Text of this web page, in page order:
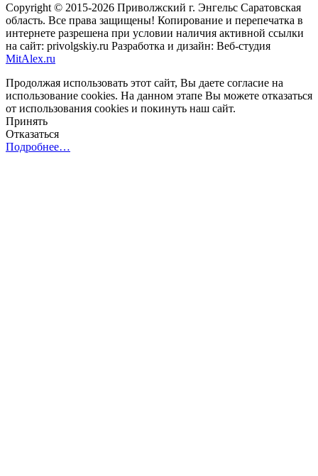
Copyright © 2015-2026 Приволжский г. Энгельс Саратовская
область. Все права защищены! Копирование и перепечатка в
интернете разрешена при условии наличия активной ссылки
на сайт: privolgskiy.ru Разработка и дизайн: Веб-студия
MitAlex.ru
Продолжая использовать этот сайт, Вы даете согласие на
использование cookies. На данном этапе Вы можете отказаться
от использования cookies и покинуть наш сайт.
Принять
Отказаться
Подробнее…